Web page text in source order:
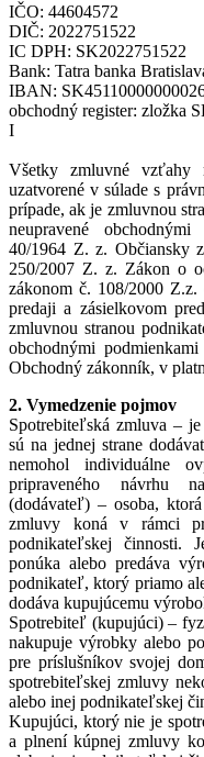
IČO: 44604572
DIČ: 2022751522
IC DPH: SK2022751522
Bank: Tatra banka
IBAN:
obchodný register: zložka
I
Všetky zmluvné vzťahy
uzatvorené v súlade s
prípade, ak je zmluvnou
neupravené
40/1964 Z. z. Občiansky
250/2007 Z. z. Zákon o
zákonom č. 108/2000
predaji a zásielkovom
zmluvnou stranou
obchodnými
Obchodný zákonník, v
2. Vymedzenie pojmov
Spotrebiteľská zmluva –
sú na jednej strane
nemohol individuálne
pripraveného návrhu
(dodávateľ) – osoba,
zmluvy koná v rámci
podnikateľskej činnosti.
ponúka alebo predáva
podnikateľ, ktorý priamo
dodáva kupujúcemu
Spotrebiteľ (kupujúci) –
nakupuje výrobky alebo
pre príslušníkov svojej
spotrebiteľskej zmluvy
alebo inej podnikateľskej
Kupujúci, ktorý nie je
a plnení kúpnej zmluvy